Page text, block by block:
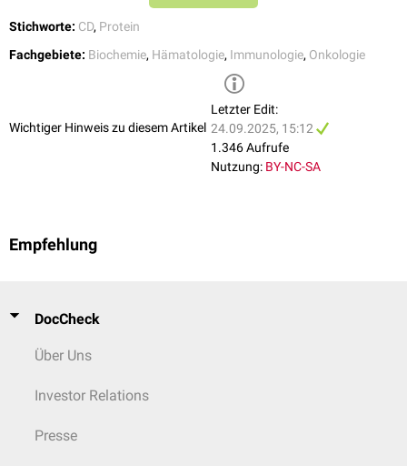
Stichworte: CD, Protein
Fachgebiete: Biochemie, Hämatologie, Immunologie, Onkologie
Wichtiger Hinweis zu diesem Artikel
Letzter Edit:
24.09.2025, 15:12
1.346 Aufrufe
Nutzung: BY-NC-SA
Empfehlung
DocCheck
Über Uns
Investor Relations
Presse